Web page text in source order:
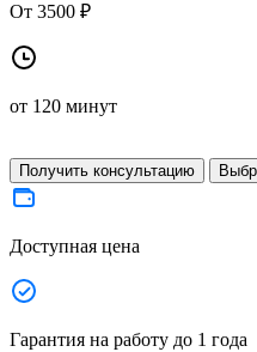
От 3500 ₽
от 120 минут
Получить консультацию
Доступная цена
Гарантия на работу до 1 года